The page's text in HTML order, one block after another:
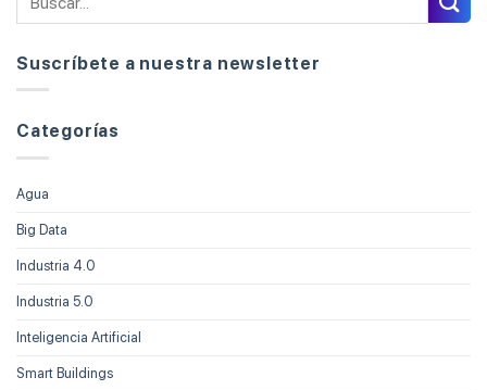
Suscríbete a nuestra newsletter
Categorías
Agua
Big Data
Industria 4.0
Industria 5.0
Inteligencia Artificial
Smart Buildings